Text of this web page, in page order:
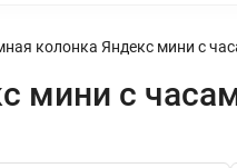
колонка Яндекс мини c
мини c